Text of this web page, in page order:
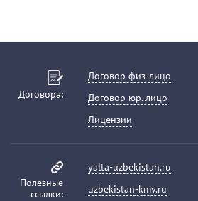
Договора:
Договор физ-лицо
Договор юр. лицо
Лицензии
Полезные
ссылки:
yalta-uzbekistan.ru
uzbekistan-kmv.ru